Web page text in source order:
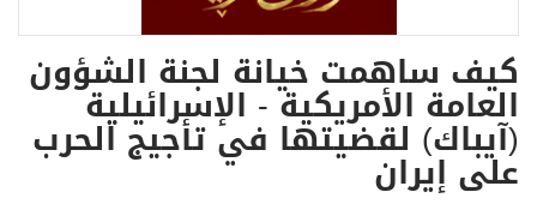
كيف ساهمت خيانة لجنة الشؤون
العامة الأمريكية - الإسرائيلية
(آيباك) لقضيتها في تأجيج الحرب
على إيران